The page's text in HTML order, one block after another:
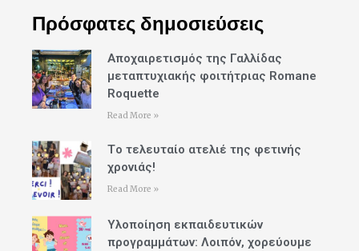
Πρόσφατες δημοσιεύσεις
Αποχαιρετισμός της Γαλλίδας
μεταπτυχιακής φοιτήτριας Romane
Roquette
Read More »
Tο τελευταίο ατελιέ της φετινής
χρονιάς!
Read More »
Υλοποίηση εκπαιδευτικών
προγραμμάτων: Λοιπόν, χορεύουμε